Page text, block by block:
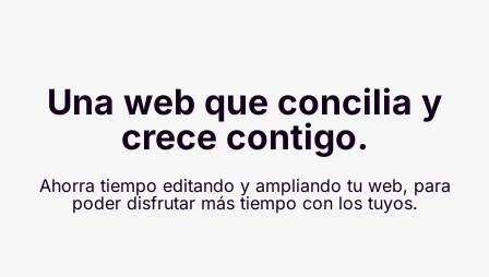
Una web que concilia y
crece contigo.
Ahorra tiempo editando y ampliando tu web, para
poder disfrutar más tiempo con los tuyos.